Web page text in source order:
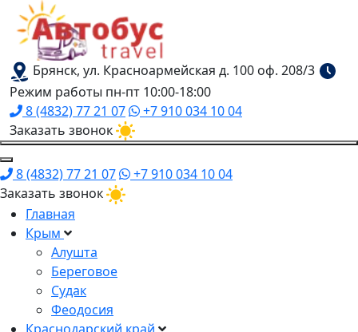
Брянск, ул. Красноармейская д. 100 оф. 208/3
Режим работы пн-пт 10:00-18:00
8 (4832) 77 21 07
+7 910 034 10 04
Заказать звонок
8 (4832) 77 21 07
+7 910 034 10 04
Заказать звонок
Главная
Крым
Алушта
Береговое
Судак
Феодосия